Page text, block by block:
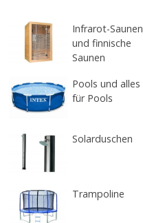
Infrarot-Saunen
und finnische
Saunen
Pools und alles
für Pools
Solarduschen
Trampoline